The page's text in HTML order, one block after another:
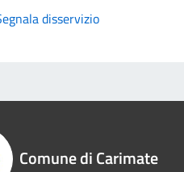
disservizio
Comune di Carimate